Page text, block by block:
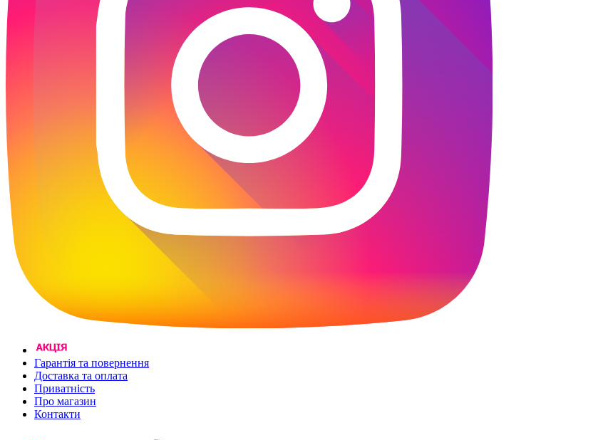
Гарантія та повернення
Доставка та оплата
Приватність
Про магазин
Контакти